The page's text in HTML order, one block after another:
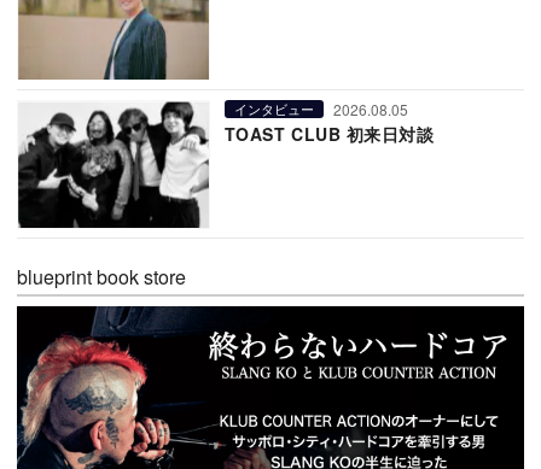
インタビュー 2026.08.05
TOAST CLUB 初来日対談
blueprint book store